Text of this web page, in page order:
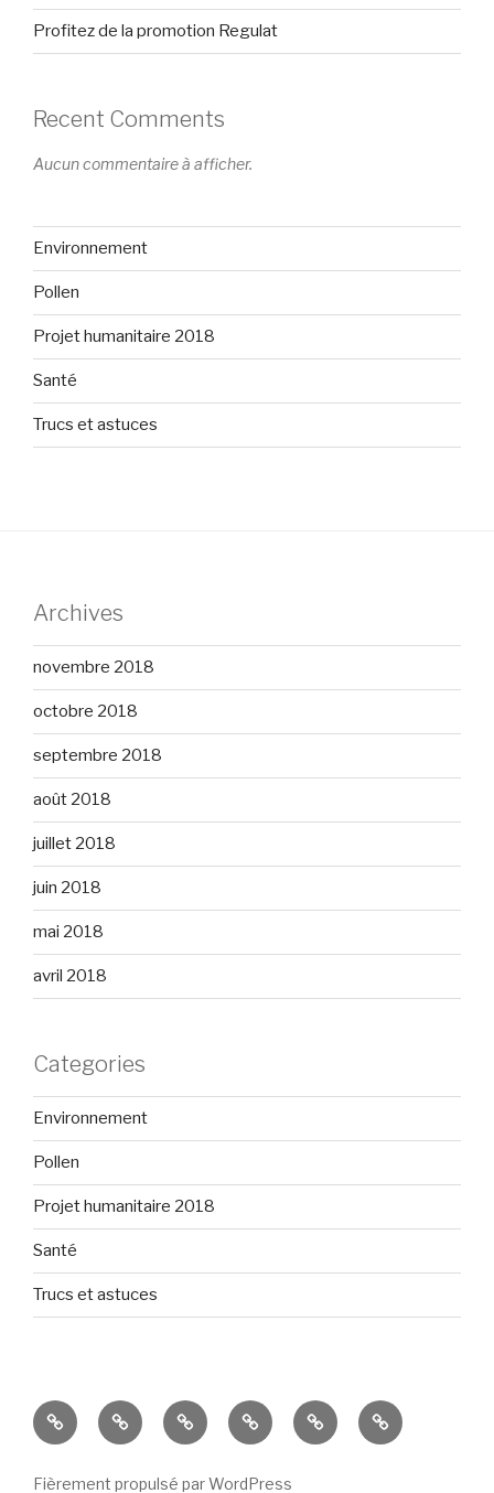
Profitez de la promotion Regulat
Recent Comments
Aucun commentaire à afficher.
Environnement
Pollen
Projet humanitaire 2018
Santé
Trucs et astuces
Archives
novembre 2018
octobre 2018
septembre 2018
août 2018
juillet 2018
juin 2018
mai 2018
avril 2018
Categories
Environnement
Pollen
Projet humanitaire 2018
Santé
Trucs et astuces
Présentation
Projet
humanitaire
Environnement
Santé
Trucs
et
Voir
la
Fièrement propulsé par WordPress